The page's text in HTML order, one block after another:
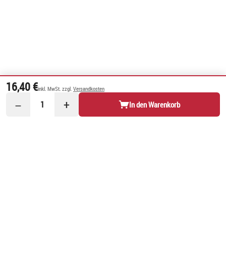
16,40 €inkl. MwSt. zzgl. Versandkosten
− 1 + In den Warenkorb